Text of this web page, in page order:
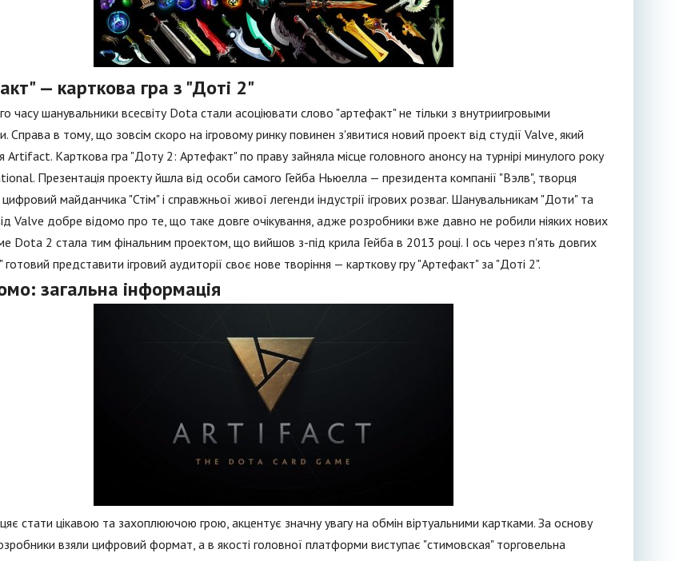
— карткова гра з "Доті 2"
часу шанувальники всесвіту Dota стали асоціювати слово "артефакт" не тільки з внутриигровыми
Справа в тому, що зовсім скоро на ігровому ринку повинен з'явитися новий проект від студії Valve, який
Artifact. Карткова гра "Доту 2: Артефакт" по праву зайняла місце головного анонсу на турнірі минулого року
Презентація проекту йшла від особи самого Гейба Ньюелла — президента компанії "Вэлв", творця
майданчика "Стім" і справжньої живої легенди індустрії ігрових розваг. Шанувальникам "Доти" та
Valve добре відомо про те, що таке довге очікування, адже розробники вже давно не робили ніяких нових
Dota 2 стала тим фінальним проектом, що вийшов з-під крила Гейба в 2013 році. І ось через п'ять довгих
готовий представити ігровий аудиторії своє нове творіння — карткову гру "Артефакт" за "Доті 2".
загальна інформація
стати цікавою та захоплюючою грою, акцентує значну увагу на обмін віртуальними картками. За основу
взяли цифровий формат, а в якості головної платформи виступає "стимовская" торговельна